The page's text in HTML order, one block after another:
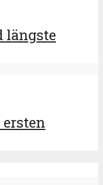
längste